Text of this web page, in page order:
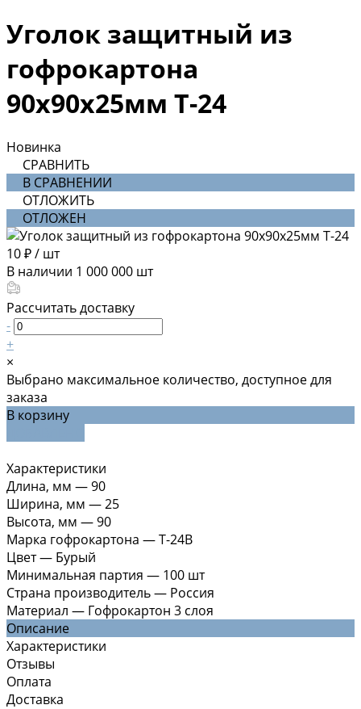
Уголок защитный из
гофрокартона
90х90х25мм Т-24
Новинка
СРАВНИТЬ
В СРАВНЕНИИ
ОТЛОЖИТЬ
ОТЛОЖЕН
10 ₽/ шт
В наличии 1 000 000 шт
Рассчитать доставку
-
+
×
Выбрано максимальное количество, доступное для
заказа
В корзину
Характеристики
Длина, мм —90
Ширина, мм —25
Высота, мм —90
Марка гофрокартона —Т-24В
Цвет— Бурый
Минимальная партия — 100 шт
Страна производитель— Россия
Материал — Гофрокартон 3 слоя
Описание
Характеристики
Отзывы
Оплата
Доставка